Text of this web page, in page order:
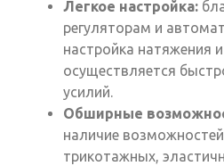
Легкое настройка:
регуляторам и
настройка натяжения
осуществляется
усилий.
Обширные
наличие
трикотажных,